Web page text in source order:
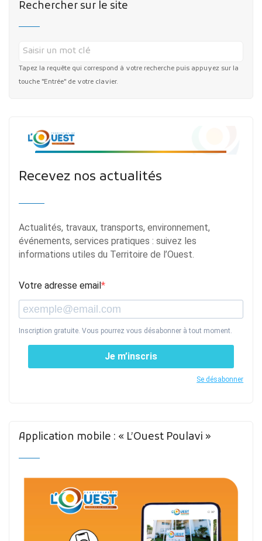
Rechercher sur le site
Tapez la requête qui correspond à votre recherche puis appuyez sur la
touche "Entrée" de votre clavier.
Recevez nos actualités
Actualités, travaux, transports, environnement,
événements, services pratiques : suivez les
informations utiles du Territoire de l’Ouest.
Votre adresse email
Inscription gratuite. Vous pourrez vous désabonner à tout moment.
Je m’inscris
Se désabonner
Application mobile : « L’Ouest Poulavi »